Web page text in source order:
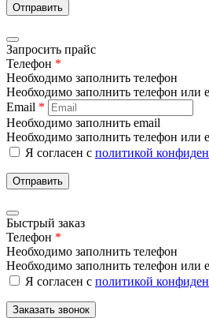
Отправить
Запросить прайс
Телефон *
Необходимо заполнить телефон
Необходимо заполнить телефон или
Email *
Необходимо заполнить email
Необходимо заполнить телефон или
Я согласен с политикой
Отправить
Быстрый заказ
Телефон *
Необходимо заполнить телефон
Необходимо заполнить телефон или
Я согласен с политикой
Заказать звонок